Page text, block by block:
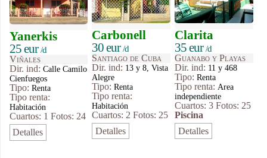
Yanerkis
25 eur/d
Viñales
Dir. ind: Calle Camilo
Cienfuegos
Tipo: Renta
Tipo renta:
Habitación
Cuartos: 1 Fotos: 24
Detalles
Carbonell
30 eur/d
Santiago de Cuba
Dir. ind: 13 y 8, Vista
Alegre
Tipo:Renta
Tipo renta:
Habitación
Cuartos: 2 Fotos: 25
Detalles
Clarita
35 eur/d
Guanabo y Playas
Dir. ind: 11 y 468
Tipo:Renta
Tipo renta: Area
independiente
Cuartos: 3 Fotos: 25
Piscina
Detalles